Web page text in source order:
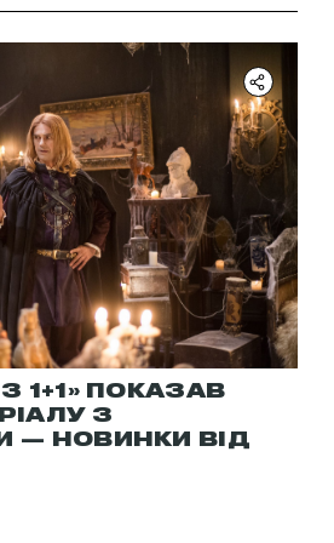
1+1» ПОКАЗАВ
З
— НОВИНКИ ВІД